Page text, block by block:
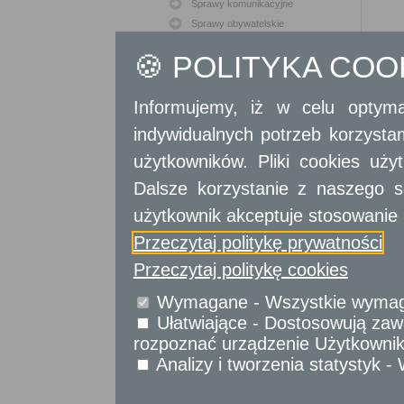
Sprawy komunikacyjne
Sprawy obywatelskie
Urząd Stanu Cywilnego
dla przedsiębiorców
Usługidla instytucji,
urzędów
🍪 POLITYKA
Informujemy, iż w celu
indywidualnych potrzeb
użytkowników. Pliki cookies
Dalsze korzystanie z naszego
użytkownik akceptuje stosowanie
Przeczytaj politykę prywatności
Przeczytaj politykę cookies
Wymagane - Wszystkie
Ułatwiające - Dostosowują
rozpoznać urządzenie
Analizy i tworzenia statystyk -